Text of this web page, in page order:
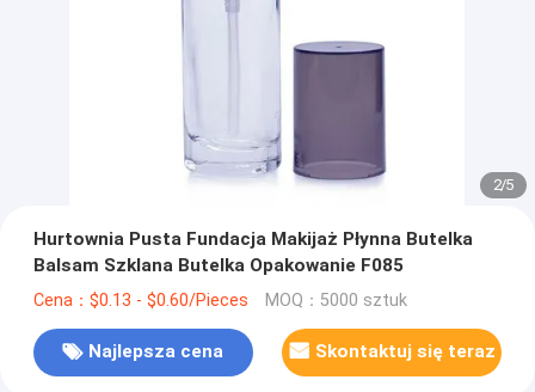
2/5
Hurtownia Pusta Fundacja Makijaż Płynna Butelka
Balsam Szklana Butelka Opakowanie F085
Cena：$0.13 - $0.60/Pieces MOQ：5000 sztuk
Najlepsza cena Skontaktuj się teraz